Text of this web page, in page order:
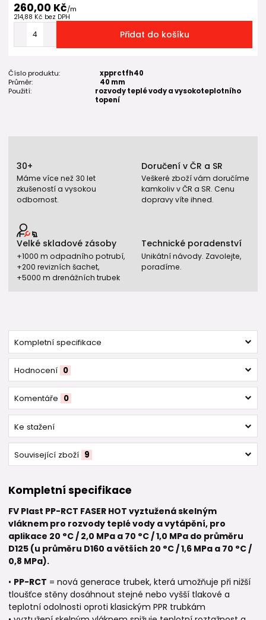
260,00 Kč/m
214,88 Kč bez DPH
Přidat do košíku
Číslo produktu:
xpprctfh40
Průměr:
40 mm
Použití:
rozvody teplé vody a vysokoteplotního
topení
30+
Máme více než 30 let
zkušeností a vysokou
odbornost.
Doručení v ČR a SR
Veškeré zboží vám doručíme
kamkoliv v ČR a SR. Cenu
dopravy víte ihned.
Velké skladové zásoby
+1000 m odpadního potrubí,
+200 revizních šachet,
+5000 m drenážních trubek
Technické poradenství
Unikátní návody. Zavolejte,
poradíme.
Kompletní specifikace
Hodnocení 0
Komentáře 0
Ke stažení
Související zboží 9
Kompletní specifikace
FV Plast PP-RCT FASER HOT vyztužená skelným
vláknem pro rozvody teplé vody a vytápění, pro
aplikace 20 °C / 2,0 MPa a 70 °C / 1,0 MPa do průměru
D125 (u průměru D160 a větších 20 °C / 1,6 MPa a 70 °C /
0,8 MPa).
• PP-RCT = nová generace trubek, která umožňuje při nižší
tloušťce stěny dosáhnout stejné nebo vyšší tlakové a
teplotní odolnosti oproti klasickým PPR trubkám